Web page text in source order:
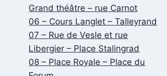
Grand théâtre – rue Carnot
06 – Cours Langlet – Talleyrand
07 – Rue de Vesle et rue
Libergier – Place Stalingrad
08 – Place Royale – Place du